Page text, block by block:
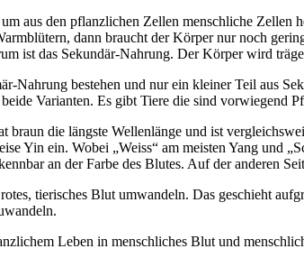
aus den pflanzlichen Zellen menschliche
dann braucht der Körper nur noch
ist das Sekundär-Nahrung. Der Körper wird
Nahrung bestehen und nur ein kleiner Teil aus
Varianten. Es gibt Tiere die sind vorwiegend
die längste Wellenlänge und ist
Yin ein. Wobei „Weiss“ am meisten Yang und
an der Farbe des Blutes. Auf der anderen
tierisches Blut umwandeln. Das geschieht
Leben in menschliches Blut und